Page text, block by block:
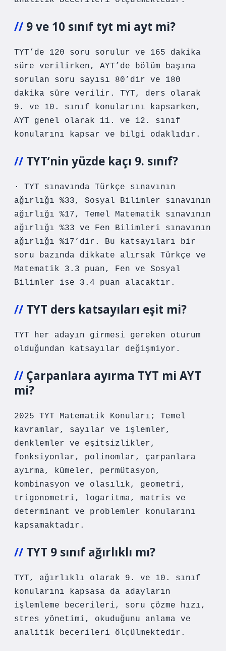
9 ve 10 sınıf tyt mi ayt mi?
TYT’de 120 soru sorulur ve 165 dakika
süre verilirken, AYT’de bölüm başına
sorulan soru sayısı 80’dir ve 180
dakika süre verilir. TYT, ders olarak
9. ve 10. sınıf konularını kapsarken,
AYT genel olarak 11. ve 12. sınıf
konularını kapsar ve bilgi odaklıdır.
TYT’nin yüzde kaçı 9. sınıf?
· TYT sınavında Türkçe sınavının
ağırlığı %33, Sosyal Bilimler sınavının
ağırlığı %17, Temel Matematik sınavının
ağırlığı %33 ve Fen Bilimleri sınavının
ağırlığı %17’dir. Bu katsayıları bir
soru bazında dikkate alırsak Türkçe ve
Matematik 3.3 puan, Fen ve Sosyal
Bilimler ise 3.4 puan alacaktır.
TYT ders katsayıları eşit mi?
TYT her adayın girmesi gereken oturum
olduğundan katsayılar değişmiyor.
Çarpanlara ayırma TYT mi AYT
mi?
2025 TYT Matematik Konuları; Temel
kavramlar, sayılar ve işlemler,
denklemler ve eşitsizlikler,
fonksiyonlar, polinomlar, çarpanlara
ayırma, kümeler, permütasyon,
kombinasyon ve olasılık, geometri,
trigonometri, logaritma, matris ve
determinant ve problemler konularını
kapsamaktadır.
TYT 9 sınıf ağırlıklı mı?
TYT, ağırlıklı olarak 9. ve 10. sınıf
konularını kapsasa da adayların
işlemleme becerileri, soru çözme hızı,
stres yönetimi, okuduğunu anlama ve
analitik becerileri ölçülmektedir.